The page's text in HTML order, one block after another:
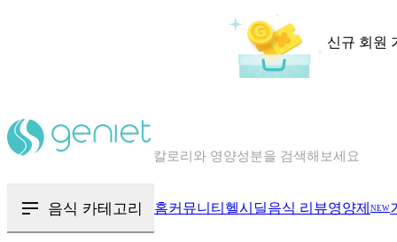
신규 회원
혈당 · 다이어트 음식 검색해보세요
음식 카테고리 홈커뮤니티 헬시딜음식 리뷰영양제 NEW